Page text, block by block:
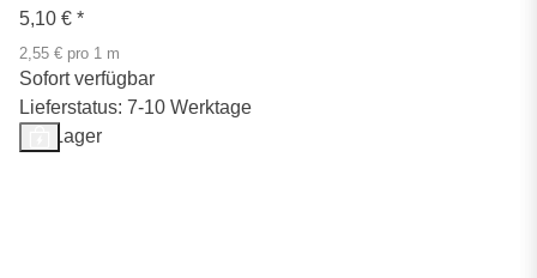
5,10 € *
2,55 € pro 1 m
Sofort verfügbar
Lieferstatus: 7-10 Werktage
Auf Lager